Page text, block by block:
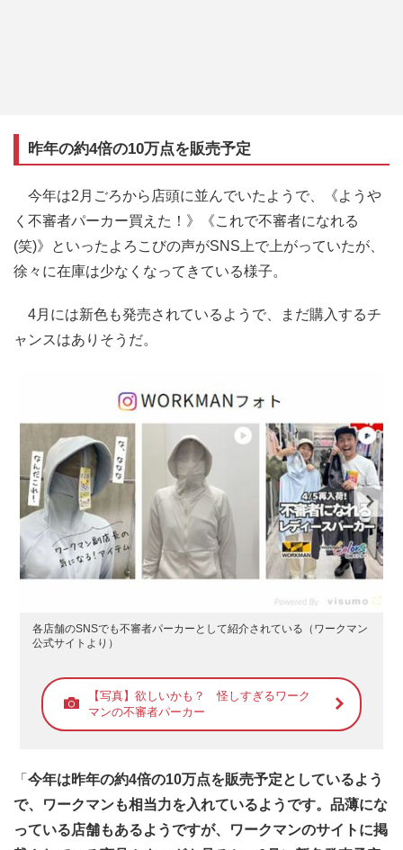
昨年の約4倍の10万点を販売予定
今年は2月ごろから店頭に並んでいたようで、《ようや
く不審者パーカー買えた！》《これで不審者になれる
(笑)》といったよろこびの声がSNS上で上がっていたが、
徐々に在庫は少なくなってきている様子。
4月には新色も発売されているようで、まだ購入するチ
ャンスはありそうだ。
各店舗のSNSでも不審者パーカーとして紹介されている（ワークマン
公式サイトより）
【写真】欲しいかも？ 怪しすぎるワーク
マンの不審者パーカー
「 今年は昨年の約4倍の10万点を販売予定としているよう
で、ワークマンも相当力を入れているようです。品薄にな
っている店舗もあるようですが、ワークマンのサイトに掲